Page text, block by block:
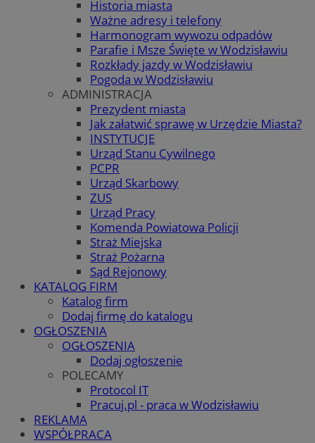
Historia miasta
Ważne adresy i telefony
Harmonogram wywozu odpadów
Parafie i Msze Święte w Wodzisławiu
Rozkłady jazdy w Wodzisławiu
Pogoda w Wodzisławiu
ADMINISTRACJA
Prezydent miasta
Jak załatwić sprawę w Urzędzie Miasta?
INSTYTUCJE
Urząd Stanu Cywilnego
PCPR
Urząd Skarbowy
ZUS
Urząd Pracy
Komenda Powiatowa Policji
Straż Miejska
Straż Pożarna
Sąd Rejonowy
KATALOG FIRM
Katalog firm
Dodaj firmę do katalogu
OGŁOSZENIA
OGŁOSZENIA
Dodaj ogłoszenie
POLECAMY
Protocol IT
Pracuj.pl - praca w Wodzisławiu
REKLAMA
WSPÓŁPRACA